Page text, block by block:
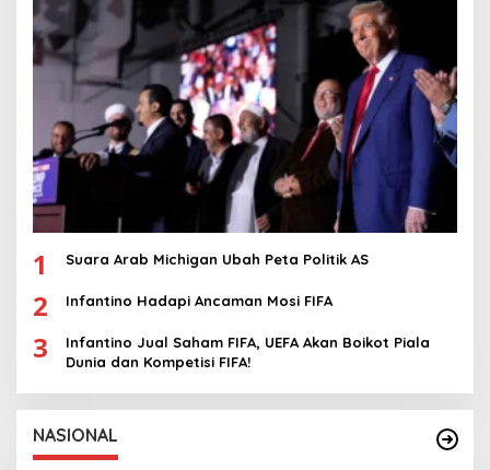
1 Suara Arab Michigan Ubah Peta Politik AS
2 Infantino Hadapi Ancaman Mosi FIFA
3
Infantino Jual Saham FIFA, UEFA Akan Boikot Piala
Dunia dan Kompetisi FIFA!
NASIONAL